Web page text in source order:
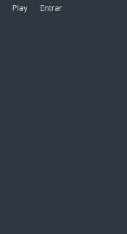
Play Entrar